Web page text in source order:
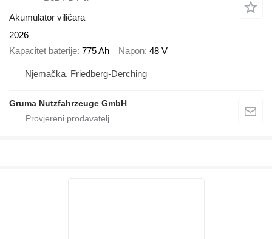
Akumulator viličara
2026
Kapacitet baterije 775 Ah Napon 48 V
Njemačka, Friedberg-Derching
Gruma Nutzfahrzeuge GmbH